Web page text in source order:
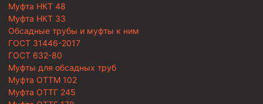
Муфта НКТ 48
Муфта НКТ 33
Обсадные трубы и муфты к ним
ГОСТ 31446-2017
ГОСТ 632-80
Муфты для обсадных труб
Муфта ОТТМ 102
Муфта ОТТГ 245